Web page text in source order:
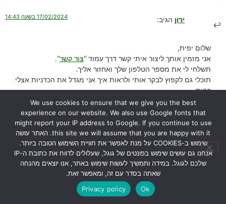
ירון הגיב: 17/02/2024 בשעה 14:43
שלום יפית,
אני מזמין אותך ליצור איתי קשר דרך עמוד “צור קשר“.
תשלחי לי את מספר הטלפון שלך ואחזור אליך.
תוכלי גם לקפוץ לבקר אותי ולראות איך אני מגדל את הכדניות אצלי
בבית.
בהצלחה,
ירון
הגב
אורי דרור הגיב: 26/01/2024 בשעה 12:52
We use cookies to ensure that we give you the best
experience on our website. We also use Google fonts that
might report your IP address to Google. If you continue to use
this site we will assume that you are happy with it. האתר עושה
שימוש ב-COOKIES על מנת לאפשר את חוויית השימוש הטובה ביותר.
אנחנו גם עושים שימוש בפונטים של גוגל, שעלולים לדווח את כתובת ה-IP
שלכם לגוגל. במידה ותמשיך לעשות שימוש באתר, אנו יוצאים מהנחה
שאתה בסדר עם זה, ומאפשר זאת.
Ok
Privacy policy